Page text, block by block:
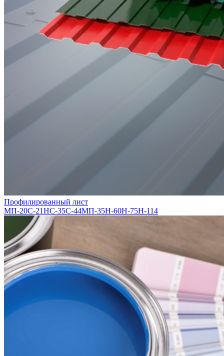
Профилированный лист
МП-20С-21НС-35С-44МП-35Н-60Н-75Н-114